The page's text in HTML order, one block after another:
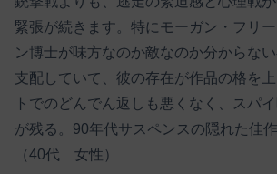
緊張が続きます。特にモーガン・フリ
ン博士が味方なのか敵なのか分からな
支配していて、彼の存在が作品の格を
トでのどんでん返しも悪くなく、スパ
が残る。90年代サスペンスの隠れた佳
（40代 女性）